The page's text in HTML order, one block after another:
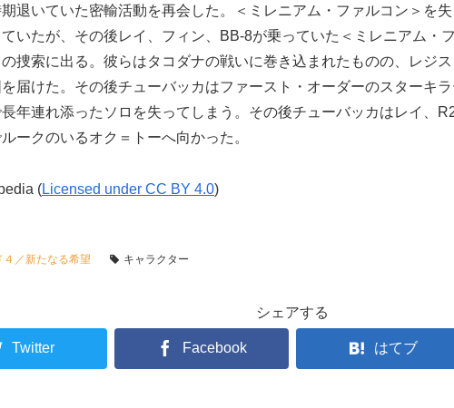
退いていた密輸活動を再会した。＜ミレニアム・ファルコン＞を
いたが、その後レイ、フィン、BB-8が乗っていた＜ミレニアム・
捜索に出る。彼らはタコダナの戦いに巻き込まれたものの、レジ
届けた。その後チューバッカはファースト・オーダーのスターキ
年連れ添ったソロを失ってしまう。その後チューバッカはレイ、
ークのいるオク＝トーへ向かった。
(Licensed under CC BY 4.0)
４／新たなる希望 キャラクター
シェアする
Twitter Facebook はてブ